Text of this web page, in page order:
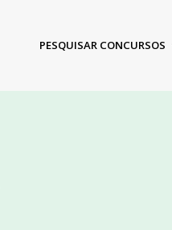
PESQUISAR CONCURSOS